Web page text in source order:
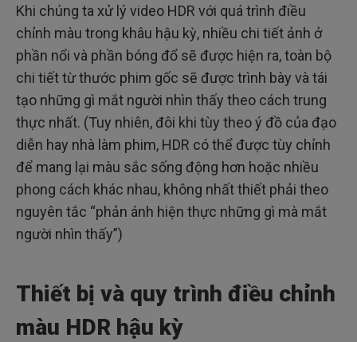
Khi chúng ta xử lý video HDR với quá trình điều
chỉnh màu trong khâu hậu kỳ, nhiều chi tiết ảnh ở
phần nổi và phần bóng đổ sẽ được hiện ra, toàn bộ
chi tiết từ thước phim gốc sẽ được trình bày và tái
tạo những gì mắt người nhìn thấy theo cách trung
thực nhất. (Tuy nhiên, đôi khi tùy theo ý đồ của đạo
diễn hay nhà làm phim, HDR có thể được tùy chỉnh
để mang lại màu sắc sống động hơn hoặc nhiều
phong cách khác nhau, không nhất thiết phải theo
nguyên tắc “phản ánh hiện thực những gì mà mắt
người nhìn thấy”)
Thiết bị và quy trình điều chỉnh
màu HDR hậu kỳ